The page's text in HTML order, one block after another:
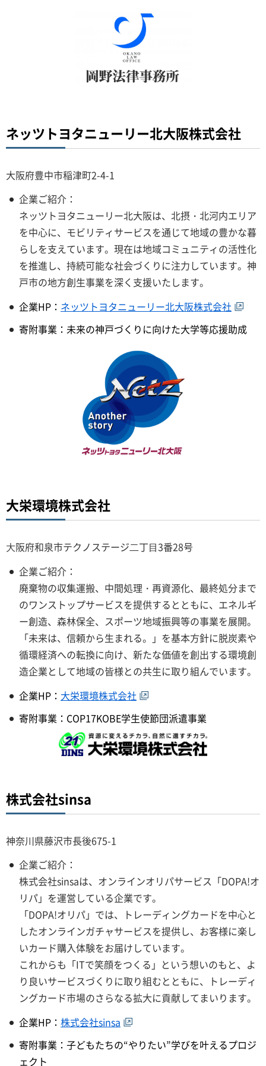
ネッツトヨタニューリー北大阪株式会社
大阪府豊中市稲津町2-4-1
企業ご紹介：
ネッツトヨタニューリー北大阪は、北摂・北河内エリア
を中心に、モビリティサービスを通じて地域の豊かな暮
らしを支えています。現在は地域コミュニティの活性化
を推進し、持続可能な社会づくりに注力しています。神
戸市の地方創生事業を深く支援いたします。
企業HP： ネッツトヨタニューリー北大阪株式会社
寄附事業：未来の神戸づくりに向けた大学等応援助成
大栄環境株式会社
⼤阪府和泉市テクノステージ⼆丁⽬3番28号
企業ご紹介：
廃棄物の収集運搬、中間処理・再資源化、最終処分まで
のワンストップサービスを提供するとともに、エネルギ
ー創造、森林保全、スポーツ地域振興等の事業を展開。
「未来は、信頼から生まれる。」を基本方針に脱炭素や
循環経済への転換に向け、新たな価値を創出する環境創
造企業として地域の皆様との共生に取り組んでいます。
企業HP： 大栄環境株式会社
寄附事業：COP17KOBE学生使節団派遣事業
株式会社sinsa
神奈川県藤沢市長後675-1
企業ご紹介：
株式会社sinsaは、オンラインオリパサービス「DOPA!オ
リパ」を運営している企業です。
「DOPA!オリパ」では、トレーディングカードを中心と
したオンラインガチャサービスを提供し、お客様に楽し
いカード購入体験をお届けしています。
これからも「ITで笑顔をつくる」という想いのもと、よ
り良いサービスづくりに取り組むとともに、トレーディ
ングカード市場のさらなる拡大に貢献してまいります。
企業HP： 株式会社sinsa
寄附事業：子どもたちの“やりたい”学びを叶えるプロジ
ェクト